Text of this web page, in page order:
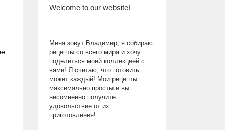
Welcome to our website!
Меня зовут Владимир, я собираю
рецепты со всего мира и хочу
поделиться моей коллекцией с
вами! Я считаю, что готовить
может каждый! Мои рецепты
максимально просты и вы
несомненно получите
удовольствие от их
приготовления!